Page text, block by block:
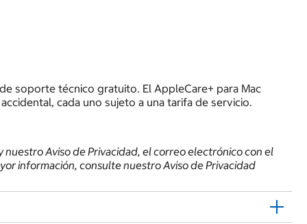
soporte técnico gratuito. El AppleCare+ para Mac
cada uno sujeto a una tarifa de servicio.
nuestro Aviso de Privacidad, el correo electrónico con el
información, consulte nuestro Aviso de Privacidad